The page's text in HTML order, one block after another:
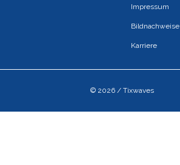
Impressum
Bildnachweise
Karriere
© 2026 / Tixwaves